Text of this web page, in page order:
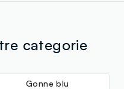
categorie
Gonne blu